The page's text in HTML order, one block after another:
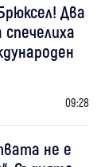
Два
09:28
не е